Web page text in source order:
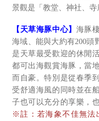
景觀是「教堂、神社、寺
【天草海豚中心】 海豚
海域、能與大約有200頭
是天草最受歡迎的休閒
都可出海觀賞海豚，當
而自豪。特別是從春季
受舒適海風的同時並在
子也可以充分的享樂，
※註：若海象不佳無法